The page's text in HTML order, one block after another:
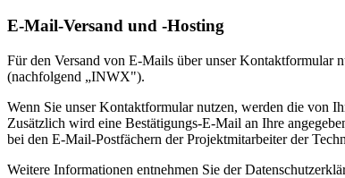
E-Mail-Versand und -Hosting
Für den Versand von E-Mails über unser
(nachfolgend „INWX").
Wenn Sie unser Kontaktformular nutzen, werden die von
Zusätzlich wird eine Bestätigungs-E-Mail an Ihre
bei den E-Mail-Postfächern der Projektmitarbeiter der
Weitere Informationen entnehmen Sie der